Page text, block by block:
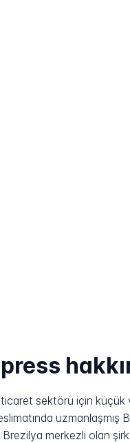
sektörü için
uzmanlaşmış
merkezli olan